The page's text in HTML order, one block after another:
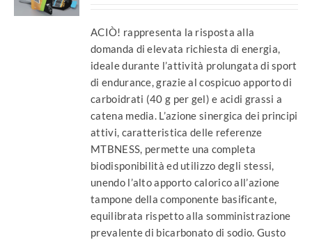
ACIÒ! rappresenta la risposta alla
domanda di elevata richiesta di energia,
ideale durante l’attività prolungata di sport
di endurance, grazie al cospicuo apporto di
carboidrati (40 g per gel) e acidi grassi a
catena media. L’azione sinergica dei principi
attivi, caratteristica delle referenze
MTBNESS, permette una completa
biodisponibilità ed utilizzo degli stessi,
unendo l’alto apporto calorico all’azione
tampone della componente basificante,
equilibrata rispetto alla somministrazione
prevalente di bicarbonato di sodio. Gusto